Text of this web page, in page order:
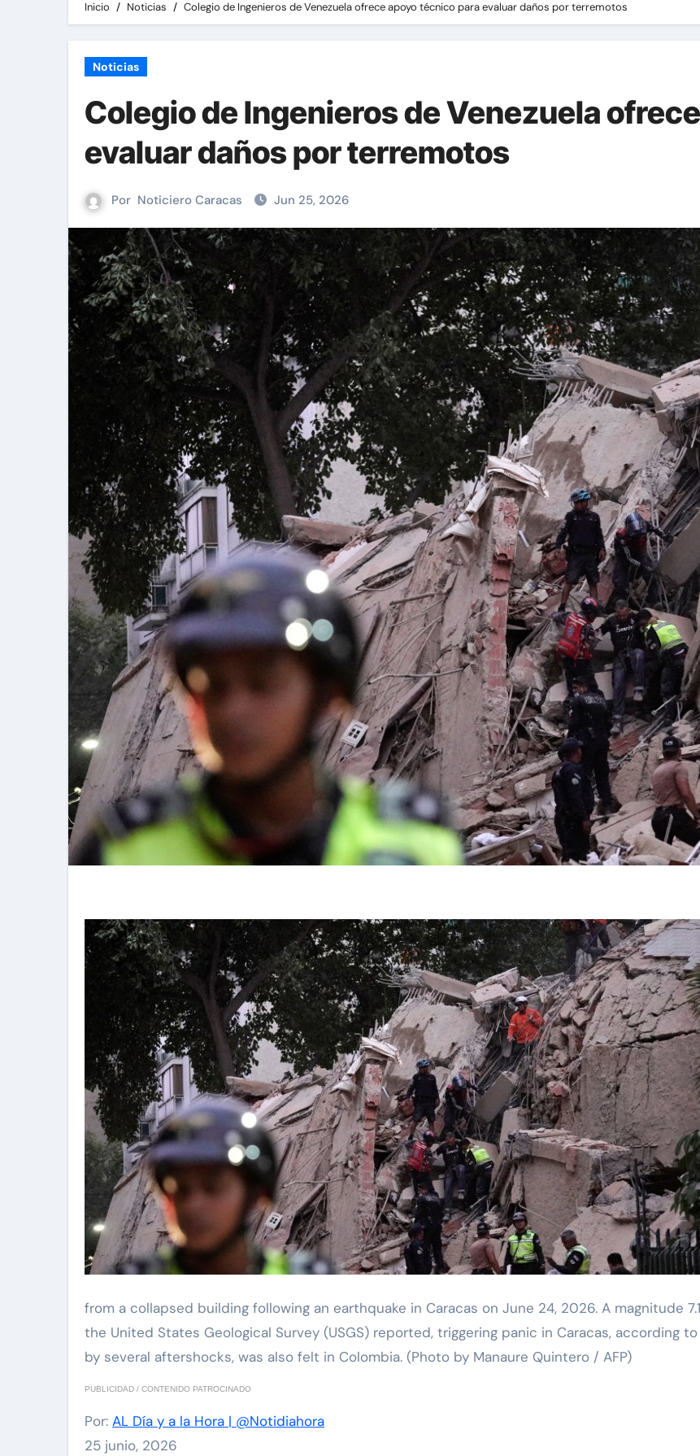
Inicio Noticias Colegio de Ingenieros de Venezuela ofrece apoyo técnico para evaluar daños por terremotos
Noticias
Colegio de Ingenieros de Venezuela
evaluar daños por terremotos
Por Noticiero Caracas Jun 25, 2026
from a collapsed building following an earthquake in Caracas on June 24, 2026. A magnitude
the United States Geological Survey (USGS) reported, triggering panic in Caracas, according
by several aftershocks, was also felt in Colombia. (Photo by Manaure Quintero / AFP)
PUBLICIDAD / CONTENIDO PATROCINADO
Por: AL Día y a la Hora | @Notidiahora
25 junio, 2026